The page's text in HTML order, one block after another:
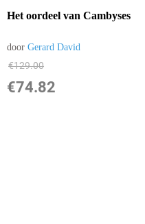
Het oordeel van Cambyses
doorGerard David
€129.00
€74.82